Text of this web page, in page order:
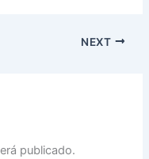
NEXT
publicado.